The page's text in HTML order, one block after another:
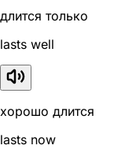
длится только
lasts well
хорошо длится
lasts now